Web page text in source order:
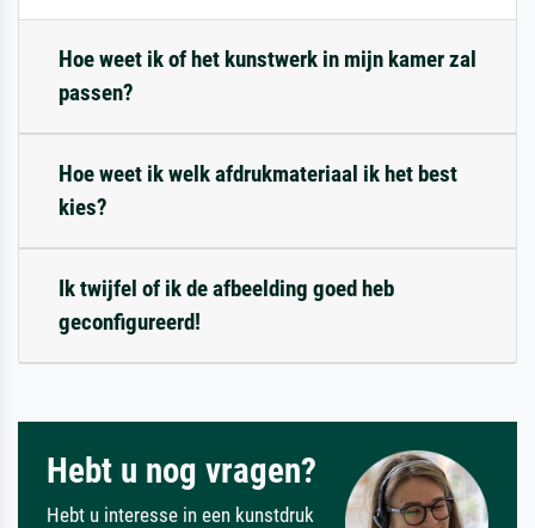
Hoe weet ik of het kunstwerk in mijn kamer zal
passen?
Hoe weet ik welk afdrukmateriaal ik het best
kies?
Ik twijfel of ik de afbeelding goed heb
geconfigureerd!
Hebt u nog vragen?
Hebt u interesse in een kunstdruk